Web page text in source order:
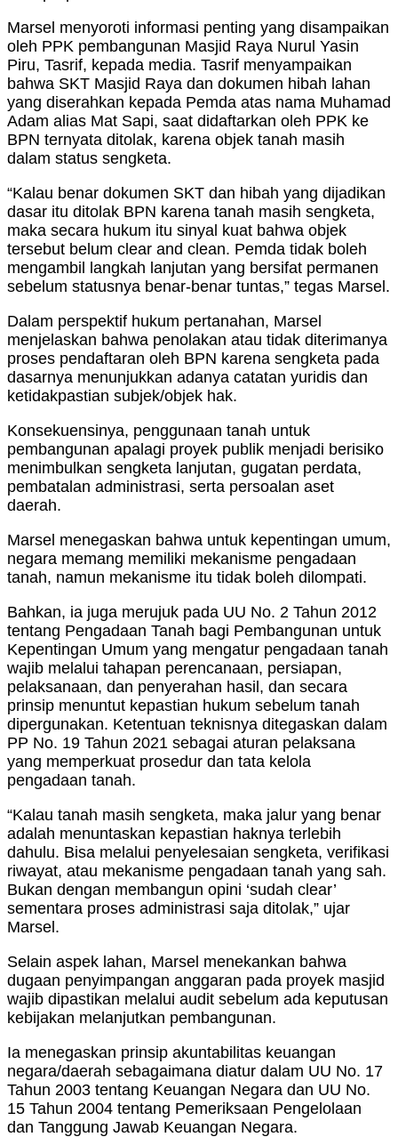
Marsel menyoroti informasi penting yang disampaikan
oleh PPK pembangunan Masjid Raya Nurul Yasin
Piru, Tasrif, kepada media. Tasrif menyampaikan
bahwa SKT Masjid Raya dan dokumen hibah lahan
yang diserahkan kepada Pemda atas nama Muhamad
Adam alias Mat Sapi, saat didaftarkan oleh PPK ke
BPN ternyata ditolak, karena objek tanah masih
dalam status sengketa.
“Kalau benar dokumen SKT dan hibah yang dijadikan
dasar itu ditolak BPN karena tanah masih sengketa,
maka secara hukum itu sinyal kuat bahwa objek
tersebut belum clear and clean. Pemda tidak boleh
mengambil langkah lanjutan yang bersifat permanen
sebelum statusnya benar-benar tuntas,” tegas Marsel.
Dalam perspektif hukum pertanahan, Marsel
menjelaskan bahwa penolakan atau tidak diterimanya
proses pendaftaran oleh BPN karena sengketa pada
dasarnya menunjukkan adanya catatan yuridis dan
ketidakpastian subjek/objek hak.
Konsekuensinya, penggunaan tanah untuk
pembangunan apalagi proyek publik menjadi berisiko
menimbulkan sengketa lanjutan, gugatan perdata,
pembatalan administrasi, serta persoalan aset
daerah.
Marsel menegaskan bahwa untuk kepentingan umum,
negara memang memiliki mekanisme pengadaan
tanah, namun mekanisme itu tidak boleh dilompati.
Bahkan, ia juga merujuk pada UU No. 2 Tahun 2012
tentang Pengadaan Tanah bagi Pembangunan untuk
Kepentingan Umum yang mengatur pengadaan tanah
wajib melalui tahapan perencanaan, persiapan,
pelaksanaan, dan penyerahan hasil, dan secara
prinsip menuntut kepastian hukum sebelum tanah
dipergunakan. Ketentuan teknisnya ditegaskan dalam
PP No. 19 Tahun 2021 sebagai aturan pelaksana
yang memperkuat prosedur dan tata kelola
pengadaan tanah.
“Kalau tanah masih sengketa, maka jalur yang benar
adalah menuntaskan kepastian haknya terlebih
dahulu. Bisa melalui penyelesaian sengketa, verifikasi
riwayat, atau mekanisme pengadaan tanah yang sah.
Bukan dengan membangun opini ‘sudah clear’
sementara proses administrasi saja ditolak,” ujar
Marsel.
Selain aspek lahan, Marsel menekankan bahwa
dugaan penyimpangan anggaran pada proyek masjid
wajib dipastikan melalui audit sebelum ada keputusan
kebijakan melanjutkan pembangunan.
Ia menegaskan prinsip akuntabilitas keuangan
negara/daerah sebagaimana diatur dalam UU No. 17
Tahun 2003 tentang Keuangan Negara dan UU No.
15 Tahun 2004 tentang Pemeriksaan Pengelolaan
dan Tanggung Jawab Keuangan Negara.